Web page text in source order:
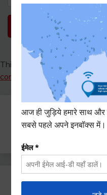
This site uses Akismet to
comment data is processed.
Search
for: